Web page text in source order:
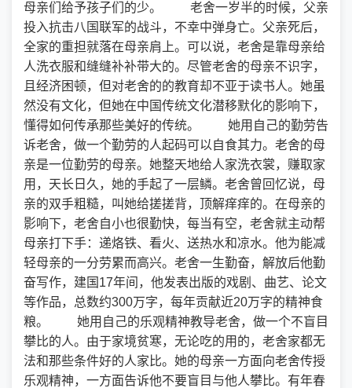
母亲们给予孩子们的少。 老舍一岁半的时候，父亲
投入抗击八国联军的战斗，不幸中弹身亡。父亲死后，
全家的重担就落在母亲肩上。可以说，老舍是靠母亲给
人洗衣服和缝缝补补带大的。尽管老舍的母亲不识字，
且经济困顿，但对老舍的的教育却不亚于读书人。她虽
然没有文化，但她在中国传统文化潜移默化的影响下，
懂得如何传承那些美好的传统。 她用自己的勤劳告
诉老舍，做一个勤劳的人起码可以自食其力。老舍的母
亲是一位勤劳的母亲。她整天地给人家洗衣裳，赚取家
用，天长日久，她的手起了一层鳞。老舍曾回忆说，母
亲的双手粗糙，叫她给搓搓背，顶解痒痒的。在母亲的
影响下，老舍自小也很勤快，每当有空，老舍就主动帮
母亲打下手：递烙铁、看火、送热水和凉水。他为能减
轻母亲的一分劳累而高兴。老舍一生勤奋，解放后他勤
奋写作，建国17年间，他发表出版的戏剧、曲艺、论文
等作品，总数约300万字，每年贡献近20万字的精神食
粮。 她用自己的乐观精神教导老舍，做一个不盲目
攀比的人。由于家境贫寒，无论吃的用的，老舍家都无
法和那些条件好的人家比。她的母亲一方面向老舍传授
乐观精神，一方面告诉他不要盲目与他人攀比。有年春